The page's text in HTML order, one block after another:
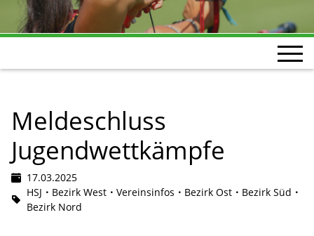
Meldeschluss
Jugendwettkämpfe
17.03.2025
HSJ
Bezirk West Vereinsinfos Bezirk Ost
Bezirk Süd
Bezirk Nord